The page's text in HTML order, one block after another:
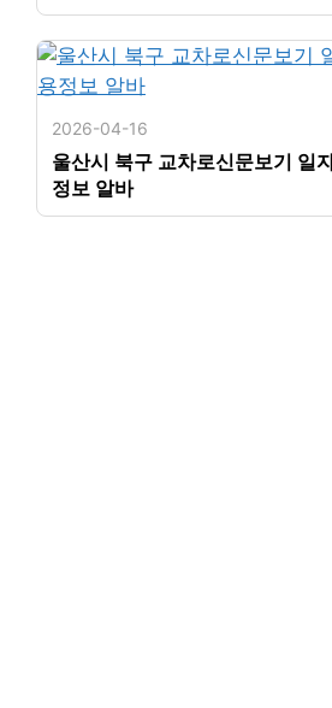
2026-04-16
울산시 북구 교차로신문보기 일
정보 알바